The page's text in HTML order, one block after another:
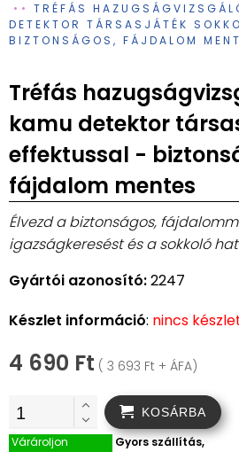
TRÉFÁS
DETEKTOR TÁRSASJÁTÉK
BIZTONSÁGOS, FÁJDALOM
Tréfás
kamu detektor
effektussal -
fájdalom mentes
Élvezd a biztonságos,
igazságkeresést és a sokkoló
Gyártói azonosító:2247
Készlet információ: nincs
4 690 Ft ( 3 693 Ft + ÁFA)
KOSÁRBA
Várároljon
Gyors szállítás,